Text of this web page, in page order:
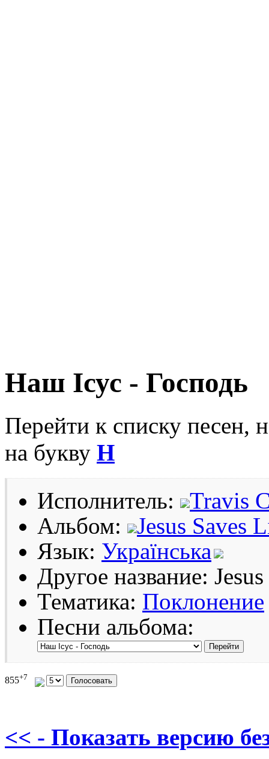
Наш Ісус - Господь
Перейти к списку песен,
на букву Н
Исполнитель:
Travis
Альбом:
Jesus Saves
Язык: Українська
Другое название:
Тематика: Поклонение
Песни альбома:
855+7
<< - Показать версию